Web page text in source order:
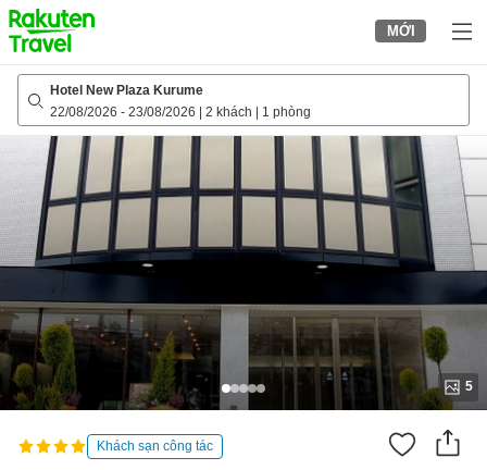
to
top
page
MỚI
Hotel New Plaza Kurume
22/08/2026 - 23/08/2026 2 khách 1 phòng
5
Khách sạn công tác